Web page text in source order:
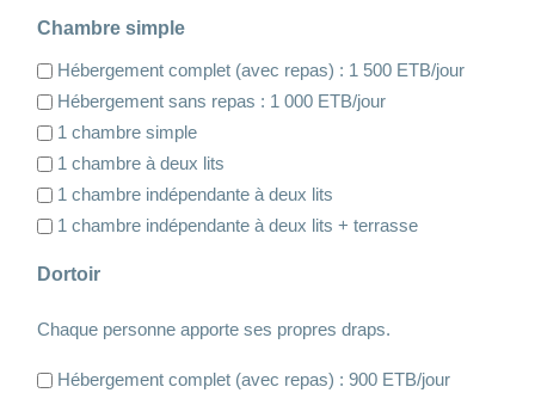
Chambre simple
Hébergement complet (avec repas) : 1 500 ETB/jour
Hébergement sans repas : 1 000 ETB/jour
1 chambre simple
1 chambre à deux lits
1 chambre indépendante à deux lits
1 chambre indépendante à deux lits + terrasse
Dortoir
Chaque personne apporte ses propres draps.
Hébergement complet (avec repas) : 900 ETB/jour